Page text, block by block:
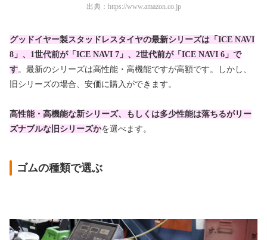
出典： https://www.amazon.co.jp
グッドイヤー製スタッドレスタイヤの最新シリーズは「ICE NAVI
8」、1世代前が「ICE NAVI 7」、2世代前が「ICE NAVI 6」で
す。最新のシリーズは高性能・高機能ですが高額です。しかし、
旧シリーズの場合、安価に購入ができます。
高性能・高機能な新シリーズ、もしくは多少性能は落ちるがリー
ズナブルな旧シリーズかを選べます。
ゴムの種類で選ぶ